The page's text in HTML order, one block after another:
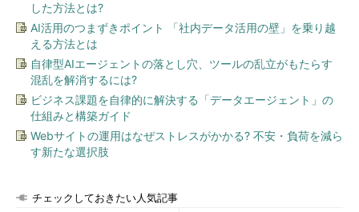
した方法とは?
AI活用のつまずきポイント 「社内データ活用の壁」を乗り越
える方法とは
自律型AIエージェントの落とし穴、ツールの乱立がもたらす
混乱を解消するには?
ビジネス課題を自律的に解決する「データエージェント」の
仕組みと構築ガイド
Webサイトの運用はなぜストレスがかかる? 不安・負荷を減ら
す新たな選択肢
チェックしておきたい人気記事